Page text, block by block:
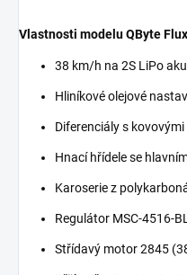
Vlastnosti modelu QByte Flux
38 km/h na 2S LiPo
Hliníkové olejové
Diferenciály s
Hnací hřídele se
Karoserie z
Regulátor MSC-4516-
Střídavý motor 2845